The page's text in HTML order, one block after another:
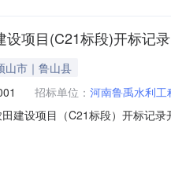
项目(C21标段)开标记录
山市｜鲁山县
招标单位： 河南鲁禹水利工
建设项目（C21标段）开标记
责人:李智萍;报价:0.00元/%;工